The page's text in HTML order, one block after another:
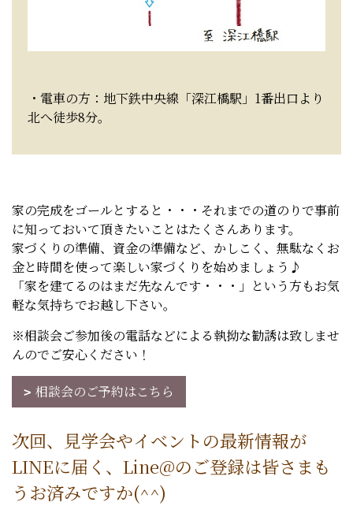
・電車の方：地下鉄中央線「深江橋駅」1番出口より
北へ徒歩8分。
家の完成をゴールとすると・・・それまでの道のりで事前
に知っておいて頂きたいことはたくさんあります。
家づくりの準備、資金の準備など、かしこく、無駄なくお
金と時間を使って楽しい家づくりを始めましょう♪
「家を建てるのはまだ先なんです・・・」という方もお気
軽な気持ちでお越し下さい。
※相談会ご参加後の電話などによる執拗な勧誘は致しませ
んのでご安心ください！
相談会のご予約はこちら
次回、見学会やイベントの最新情報が
LINEに届く、Line@のご登録は皆さまも
うお済みですか(^^)